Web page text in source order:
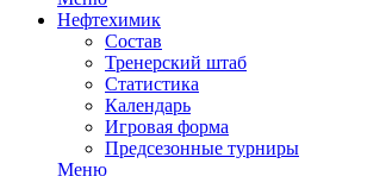
Нефтехимик
Состав
Тренерский штаб
Статистика
Календарь
Игровая форма
Предсезонные турниры
Меню